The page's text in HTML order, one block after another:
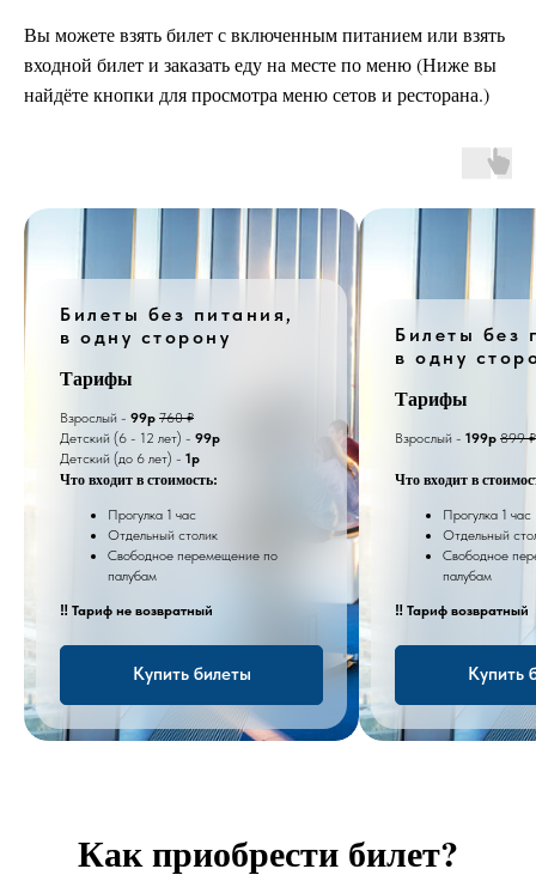
Вы можете взять билет с включенным питанием или взять
входной билет и заказать еду на месте по меню (Ниже вы
найдёте кнопки для просмотра меню сетов и ресторана.)
Билеты без питания,
в одну сторону
Тарифы
Взрослый - 99р 760 ₽
Детский (6 - 12 лет) - 99р
Детский (до 6 лет) - 1р
Что входит в стоимость:
Прогулка 1 час
Отдельный столик
Свободное перемещение по
палубам
‼️ Тариф не возвратный
Купить билеты
Билеты без
в одну
Тарифы
Взрослый - 199р 899 ₽
Что входит в
Прогулка 1 час
Отдельный
Свободное
палубам
‼️ Тариф возвратный
Купить
Как приобрести билет?